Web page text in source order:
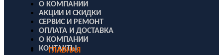
О КОМПАНИИ
АКЦИИ И СКИДКИ
СЕРВИС И РЕМОНТ
ОПЛАТА И ДОСТАВКА
О КОМПАНИИ
КОНТАКТЫ
ГЛАВНАЯ